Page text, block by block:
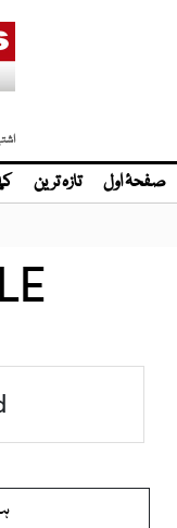
صفحۂ اول تازہ ترین